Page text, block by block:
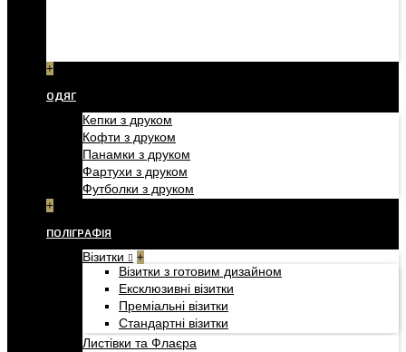
+
ОДЯГ
Кепки з друком
Кофти з друком
Панамки з друком
Фартухи з друком
Футболки з друком
+
ПОЛІГРАФІЯ
Візитки +
Візитки з готовим дизайном
Ексклюзивні візитки
Преміальні візитки
Стандартні візитки
Листівки та Флаєра